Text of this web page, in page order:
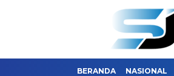
BERANDA NASIONAL